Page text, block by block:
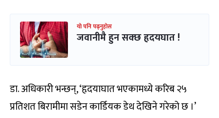
यो पनि पढ्नुहोस
जवानीमै हुन सक्छ हृदयघात !
डा. अधिकारी भन्छन्, ‘हृदयाघात भएकामध्ये करिब २५
प्रतिशत बिरामीमा सडेन कार्डियक डेथ देखिने गरेको छ ।’